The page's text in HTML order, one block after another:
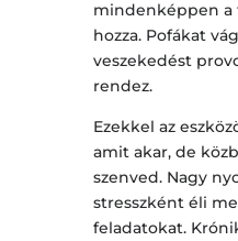
mindenképpen a
hozza. Pofákat
veszekedést
rendez.
Ezekkel az
amit akar, de
szenved. Nagy
stresszként éli
feladatokat.